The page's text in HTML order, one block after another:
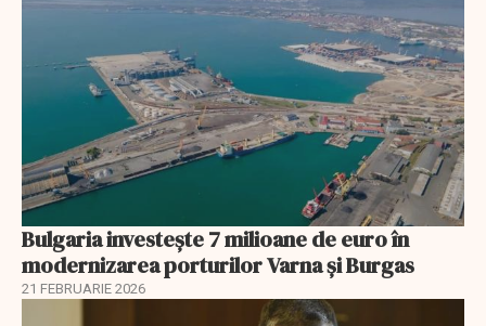
Bulgaria investește 7 milioane de euro în
modernizarea porturilor Varna și Burgas
21 FEBRUARIE 2026